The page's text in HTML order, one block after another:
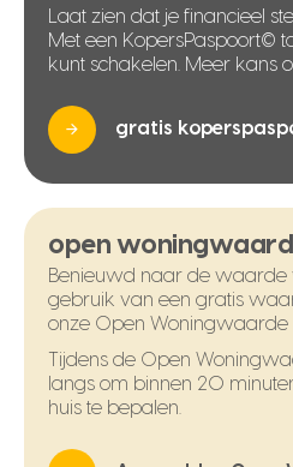
Laat zien dat je financieel
Met een KopersPaspoort©
kunt schakelen. Meer kans
gratis
open
Benieuwd naar de waarde
gebruik van een gratis
onze Open Woningwaarde
Tijdens de Open
langs om binnen 20
huis te bepalen.